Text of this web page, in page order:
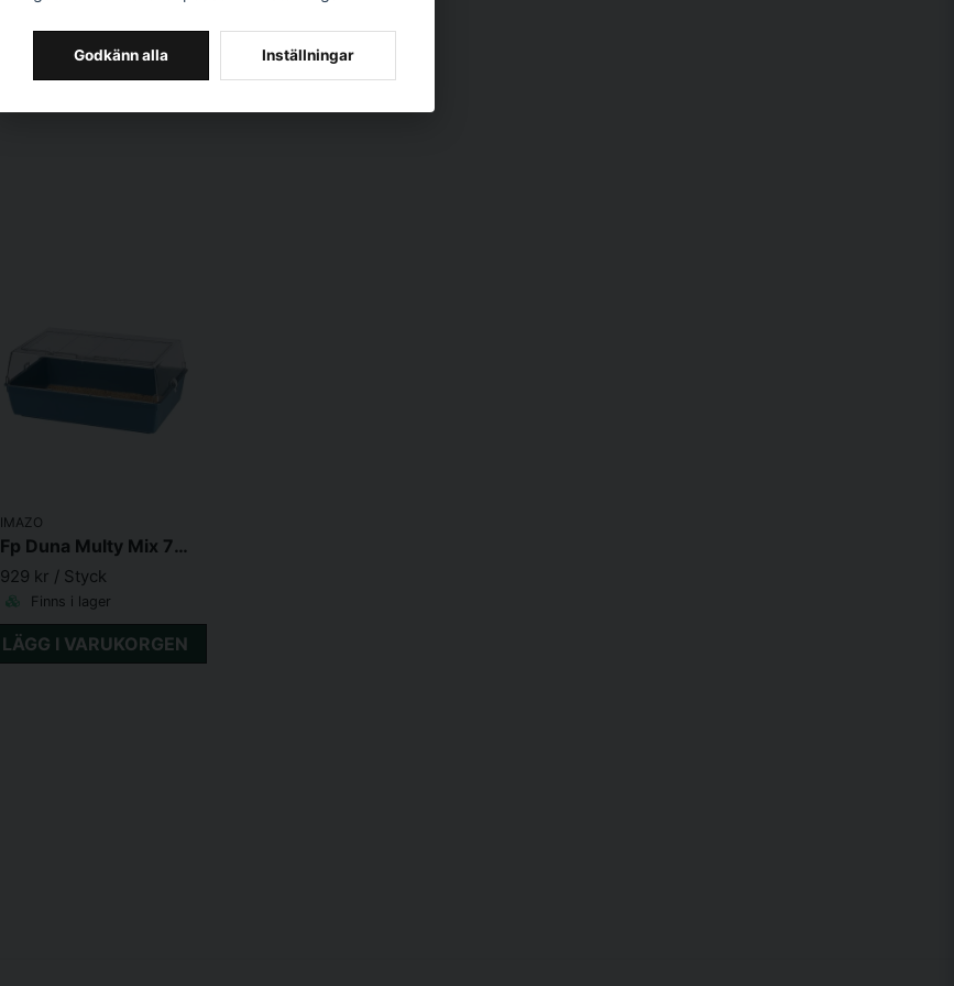
LÄGG I VARUKORGEN
IMAZO
Fp Duna Multy Mix 71X46X31.5 cm
929 kr / Styck
Finns i lager
LÄGG I VARUKORGEN
Godkänn alla Inställningar